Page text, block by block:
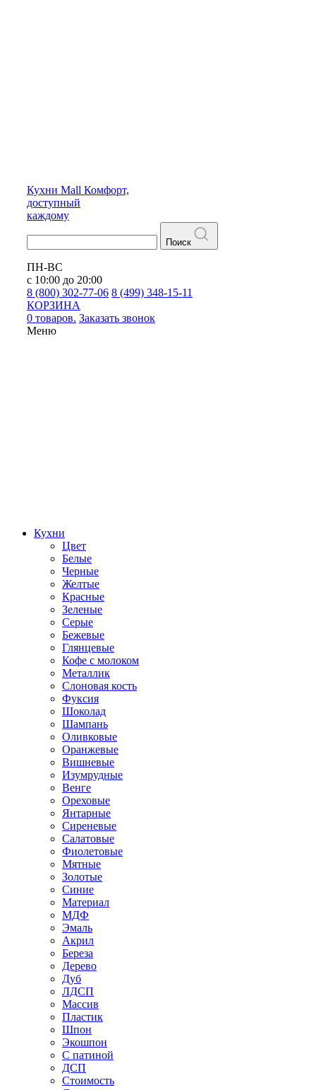
Кухни Mall Комфорт,
доступный
каждому
Поиск
ПН-ВС
с 10:00 до 20:00
8 (800) 302-77-06 8 (499) 348-15-11
КОРЗИНА
0 товаров. Заказать звонок
Меню
Кухни
Цвет
Белые
Черные
Желтые
Красные
Зеленые
Серые
Бежевые
Глянцевые
Кофе с молоком
Металлик
Слоновая кость
Фуксия
Шоколад
Шампань
Оливковые
Оранжевые
Вишневые
Изумрудные
Венге
Ореховые
Янтарные
Сиреневые
Салатовые
Фиолетовые
Мятные
Золотые
Синие
Материал
МДФ
Эмаль
Акрил
Береза
Дерево
Дуб
ЛДСП
Массив
Пластик
Шпон
Экошпон
С патиной
ДСП
Стоимость